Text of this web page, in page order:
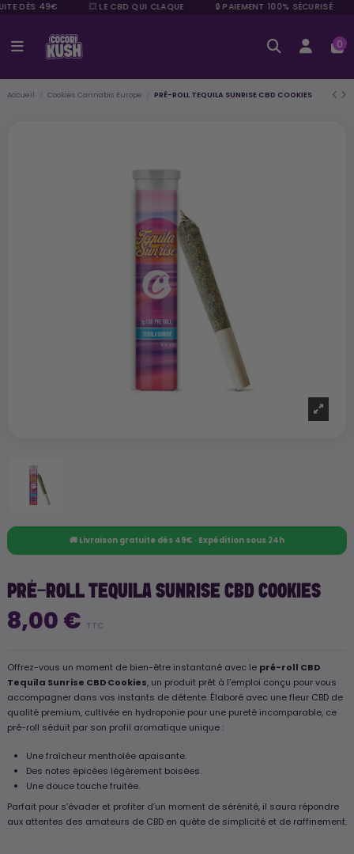
DÈS 49€ 💥 LE CBD QUI CLAQUE 🔒 PAIEMENT 100% SÉCURISÉ
0
Accueil Cookies Cannabis Europe PRÉ-ROLL TEQUILA SUNRISE CBD COOKIES
🚚 Livraison gratuite dès 49€ · Expédition sous 24h
PRÉ-ROLL TEQUILA SUNRISE CBD COOKIES
8,00 € TTC
Offrez-vous un moment de bien-être instantané avec le pré-roll CBD
Tequila Sunrise CBD Cookies, un produit prêt à l’emploi conçu pour vous
accompagner dans vos instants de détente. Élaboré avec une fleur CBD de
qualité premium, cultivée en hydroponie pour une pureté incomparable, ce
pré-roll séduit par son profil aromatique unique :
Une fraîcheur mentholée apaisante.
Des notes épicées légèrement boisées.
Une douce touche fruitée.
Parfait pour s’évader et profiter d’un moment de sérénité, il saura répondre
aux attentes des amateurs de CBD en quête de simplicité et de raffinement.